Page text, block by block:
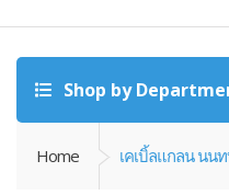
Shop by
Home เคเบิ้ลแกลน นนท